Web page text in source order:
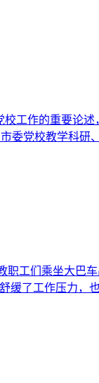
工作的重要论述
党校教学科研
工们乘坐大巴
舒缓了工作压